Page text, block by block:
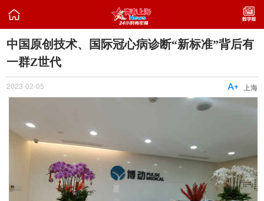

中国原创技术、国际冠心病诊断“新标准”背后有
一群Z世代
2023-02-05 上海
